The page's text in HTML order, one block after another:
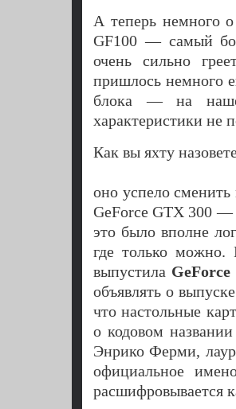
А теперь немного
GF100 — самый
очень сильно
пришлось немного
блока — на
характеристики не
Как вы яхту
оно успело
GeForce GTX 300 —
это было вполне
где только можно.
выпустила GeForce
объявлять о
что настольные
о кодовом
Энрико Ферми,
официальное
расшифровывается